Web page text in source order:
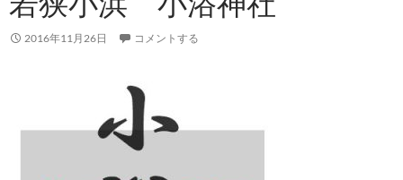
2016年11月26日 コメントする